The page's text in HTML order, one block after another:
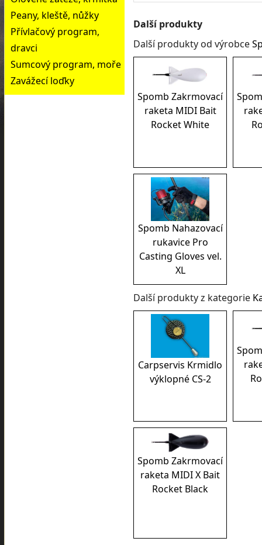
Peany, kleště, nůžky
Přívlačový program,
dravci
Sumcový program, moře
Zavážecí loďky
Další produkty
Další produkty od výrobce
Spomb Zakrmovací
raketa MIDI Bait
Rocket White
Spomb Nahazovací
rukavice Pro
Casting Gloves vel.
XL
Další produkty z kategorie
Carpservis Krmidlo
výklopné CS-2
Spomb Zakrmovací
raketa MIDI X Bait
Rocket Black